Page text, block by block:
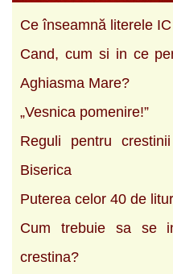
Ce înseamnă literele
Cand, cum si in ce
Aghiasma Mare?
„Vesnica pomenire!”
Reguli pentru
Biserica
Puterea celor 40 de
Cum trebuie sa se
crestina?